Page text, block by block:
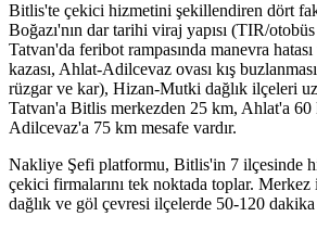
Bitlis'te çekici hizmetini şekillendiren dört
Boğazı'nın dar tarihi viraj yapısı (TIR/
Tatvan'da feribot rampasında manevra
kazası, Ahlat-Adilcevaz ovası kış
rüzgar ve kar), Hizan-Mutki dağlık ilçeleri
Tatvan'a Bitlis merkezden 25 km, Ahlat'a
Adilcevaz'a 75 km mesafe vardır.
Nakliye Şefi platformu, Bitlis'in 7 ilçesinde
çekici firmalarını tek noktada toplar.
dağlık ve göl çevresi ilçelerde 50-120 dakika